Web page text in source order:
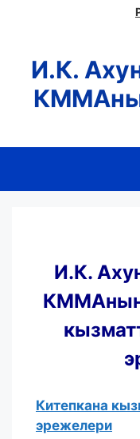
И.К.
И.К.
КММАнын
Китепкана
эрежелери